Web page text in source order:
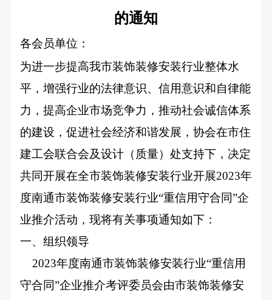
的通知
各会员单位：
为进一步提高我市装饰装修安装行业整体水
平，增强行业的法律意识、信用意识和自律能
力，提高企业市场竞争力，推动社会诚信体系
的建设，促进社会经济和谐发展，协会在市住
建工会联合会及设计（质量）处支持下，决定
共同开展在全市装饰装修安装行业开展2023年
度南通市装饰装修安装行业“重信用守合同”企
业推介活动，现将有关事项通知如下：
一、组织领导
2023年度南通市装饰装修安装行业“重信用
守合同”企业推介考评委员会由市装饰装修安